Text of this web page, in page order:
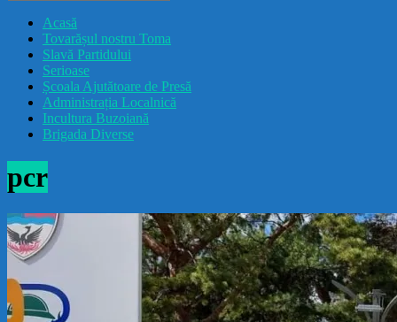
Acasă
Tovarășul nostru Toma
Slavă Partidului
Serioase
Școala Ajutătoare de Presă
Administrația Localnică
Incultura Buzoiană
Brigada Diverse
pcr